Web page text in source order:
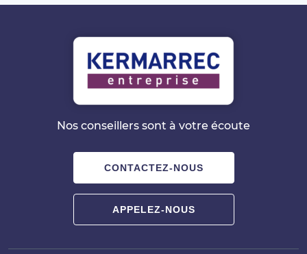
Nos conseillers sont à votre écoute
CONTACTEZ-NOUS
APPELEZ-NOUS